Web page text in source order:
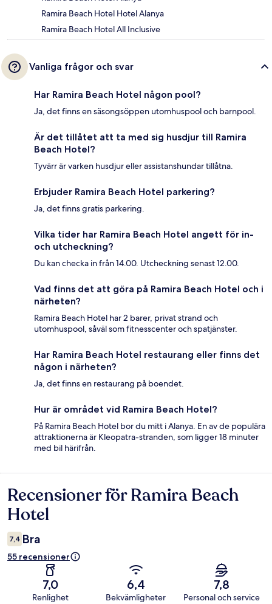
Ramira Beach Hotel Hotel Alanya
Ramira Beach Hotel All Inclusive
Vanliga frågor och svar
Har Ramira Beach Hotel någon pool?
Ja, det finns en säsongsöppen utomhuspool och barnpool.
Är det tillåtet att ta med sig husdjur till Ramira
Beach Hotel?
Tyvärr är varken husdjur eller assistanshundar tillåtna.
Erbjuder Ramira Beach Hotel parkering?
Ja, det finns gratis parkering.
Vilka tider har Ramira Beach Hotel angett för in-
och utcheckning?
Du kan checka in från 14.00. Utcheckning senast 12.00.
Vad finns det att göra på Ramira Beach Hotel och i
närheten?
Ramira Beach Hotel har 2 barer, privat strand och
utomhuspool, såväl som fitnesscenter och spatjänster.
Har Ramira Beach Hotel restaurang eller finns det
någon i närheten?
Ja, det finns en restaurang på boendet.
Hur är området vid Ramira Beach Hotel?
På Ramira Beach Hotel bor du mitt i Alanya. En av de populära
attraktionerna är Kleopatra-stranden, som ligger 18 minuter
med bil härifrån.
Recensioner
Recensioner för Ramira Beach
Hotel
7,4 Bra
55 recensioner
7,0
Renlighet
6,4
Bekvämligheter
7,8
Personal och service